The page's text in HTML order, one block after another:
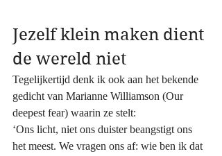
Jezelf klein maken dient
de wereld niet
Tegelijkertijd denk ik ook aan het bekende
gedicht van Marianne Williamson (Our
deepest fear) waarin ze stelt:
‘Ons licht, niet ons duister beangstigt ons
het meest. We vragen ons af: wie ben ik dat